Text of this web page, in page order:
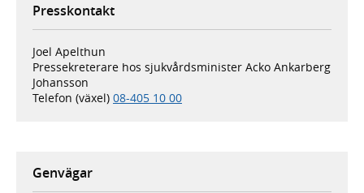
Presskontakt
Joel Apelthun
Pressekreterare hos sjukvårdsminister Acko Ankarberg
Johansson
Telefon (växel) 08-405 10 00
Genvägar